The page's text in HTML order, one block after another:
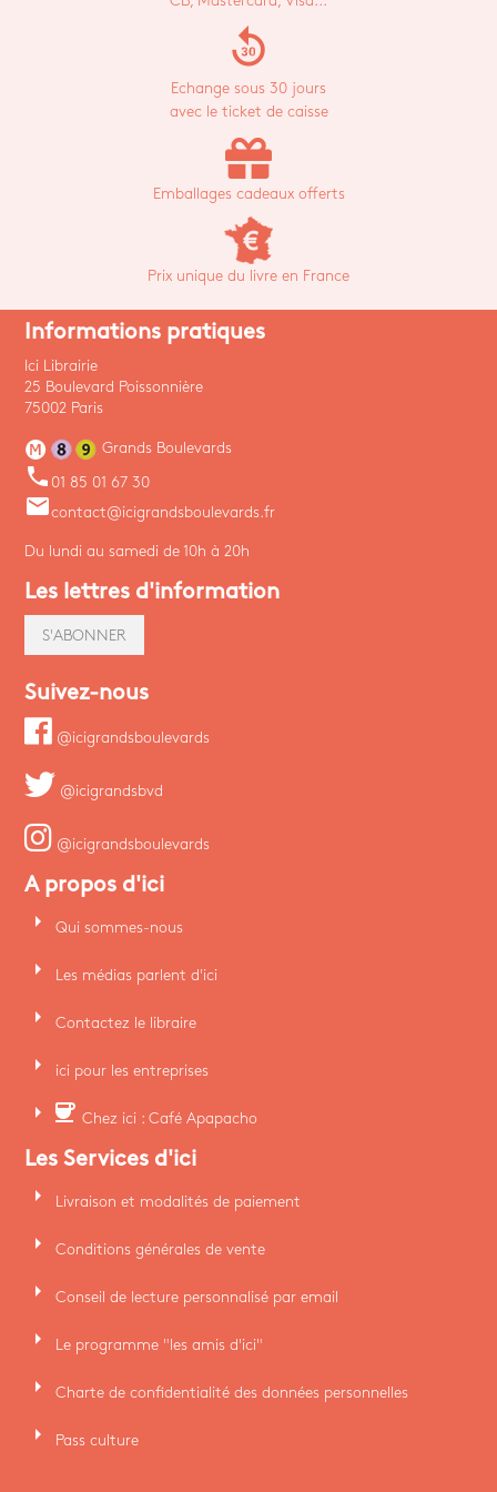
replay_30
Echange sous 30 jours
avec le ticket de caisse
Emballages cadeaux offerts
Prix unique du livre en France
Informations pratiques
Ici Librairie
25 Boulevard Poissonnière
75002 Paris
Grands Boulevards
phone 01 85 01 67 30
emailcontact@icigrandsboulevards.fr
Du lundi au samedi de 10h à 20h
Les lettres d'information
S'ABONNER
Suivez-nous
@icigrandsboulevards
@icigrandsbvd
@icigrandsboulevards
A propos d'ici
arrow_right Qui sommes-nous
arrow_right Les médias parlent d'ici
arrow_right Contactez le libraire
arrow_right ici pour les entreprises
arrow_right coffee Chez ici : Café Apapacho
Les Services d'ici
arrow_right Livraison et modalités de paiement
arrow_right Conditions générales de vente
arrow_right Conseil de lecture personnalisé par email
arrow_right Le programme "les amis d'ici"
arrow_right Charte de confidentialité des données personnelles
arrow_right Pass culture